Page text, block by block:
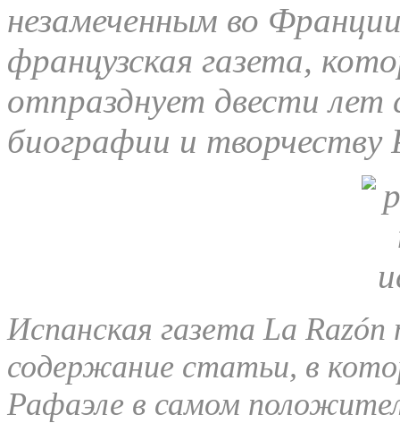
незамеченным во
французская газета,
отпразднует двести лет
биографии и творчеству
Испанская газета La Razón
содержание статьи, в
Рафаэле в самом